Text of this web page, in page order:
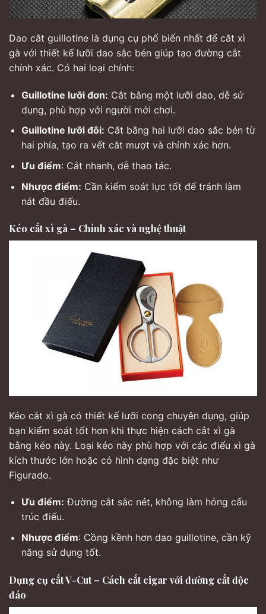
Dao cắt guillotine là dụng cụ phổ biến nhất để cắt xì
gà với thiết kế lưỡi dao sắc bén giúp tạo đường cắt
chính xác. Có hai loại chính:
Guillotine lưỡi đơn: Cắt bằng một lưỡi dao, dễ sử
dụng, phù hợp với người mới chơi.
Guillotine lưỡi đôi: Cắt bằng hai lưỡi dao sắc bén từ
hai phía, tạo ra vết cắt mượt và chính xác hơn.
Ưu điểm: Cắt nhanh, dễ thao tác.
Nhược điểm: Cần kiểm soát lực tốt để tránh làm
nát đầu điếu.
Kéo cắt xì gà – Chính xác và nghệ thuật
Kéo cắt xì gà có thiết kế lưỡi cong chuyên dụng, giúp
bạn kiểm soát tốt hơn khi thực hiện cách cắt xì gà
bằng kéo này. Loại kéo này phù hợp với các điếu xì gà
kích thước lớn hoặc có hình dạng đặc biệt như
Figurado.
Ưu điểm: Đường cắt sắc nét, không làm hỏng cấu
trúc điếu.
Nhược điểm: Cồng kềnh hơn dao guillotine, cần kỹ
năng sử dụng tốt.
Dụng cụ cắt V-Cut – Cách cắt cigar với đường cắt độc
đáo